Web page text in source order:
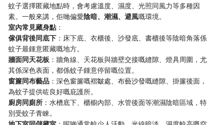
蚊子選擇匿藏地點時，會考慮溫度、濕度、光照同風力等多種因
素。一般來講，佢哋偏愛​​陰暗、潮濕、避風​​嘅環境。
​室內常見藏身點​ ​：
​傢俱背後同底下​ ​：床下底、衣櫃後、沙發底、書櫃後等陰暗角落係
蚊子最鍾意匿藏嘅地方。
​牆面同天花板​ ​：牆角線、天花板與牆壁交接嘅縫隙、燈具周圍，尤
其係深色表面，都係蚊子鍾意停留嘅位置。
​窗簾同布藝品​ ​：深色窗簾嘅褶皺處、布藝沙發嘅縫隙、掛簾後面，
為蚊子提供咗良好嘅庇護所。
​廚房同廁所​ ​：水槽底下、櫃櫥內部、水管後面等潮濕陰暗區域，特
別受蚊子青睞。